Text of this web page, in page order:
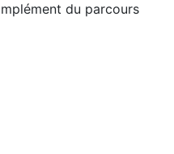
du parcours